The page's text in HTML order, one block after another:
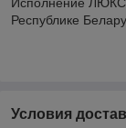
Республике
Условия